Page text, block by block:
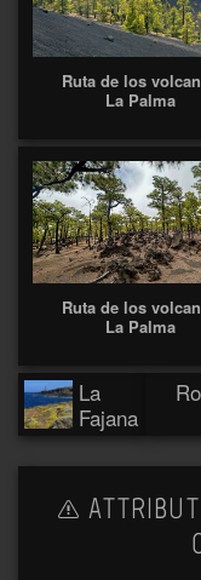
Ruta de los
La Palma
Ruta de los
La Palma
La
Fajana